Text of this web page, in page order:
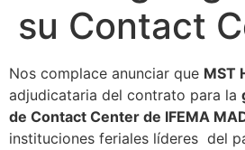
su Contact
Nos complace anunciar que MST
adjudicataria del contrato para la
de Contact Center de IFEMA
instituciones feriales líderes del